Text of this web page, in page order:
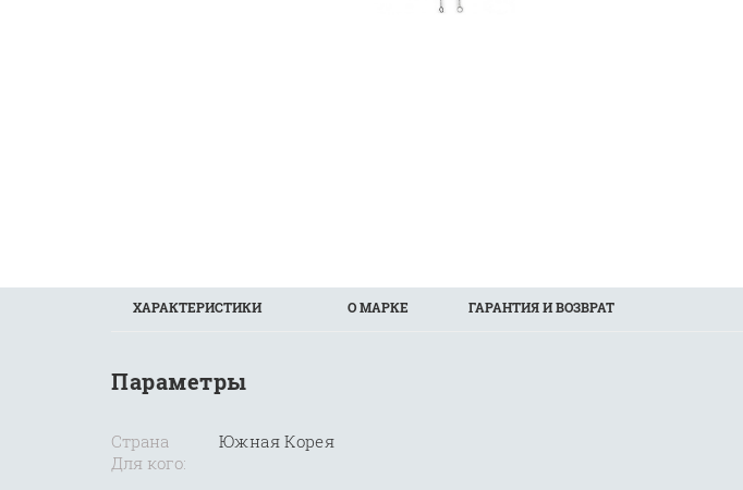
ХАРАКТЕРИСТИКИ О МАРКЕ ГАРАНТИЯ И ВОЗВРАТ
Параметры
Страна
Для кого:
Южная Корея